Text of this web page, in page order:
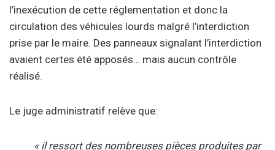
l’inexécution de cette réglementation et donc la
circulation des véhicules lourds malgré l’interdiction
prise par le maire. Des panneaux signalant l’interdiction
avaient certes été apposés… mais aucun contrôle
réalisé.
Le juge administratif relève que:
« il ressort des nombreuses pièces produites par